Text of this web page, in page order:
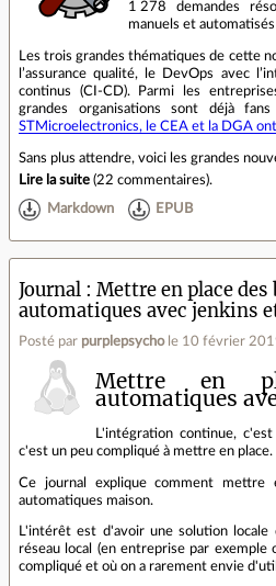
1 278 demandes
manuels et
Les trois grandes thématiques de cette
l’assurance qualité, le DevOps avec
continus (CI‑CD). Parmi les
grandes organisations sont déjà
STMicroelectronics, le CEA et la DGA
Sans plus attendre, voici les grandes
Lire la suite (22 commentaires).
Markdown EPUB
Journal
Mettre en place des
automatiques avec jenkins
Posté par purplepsycho le 10 février
Mettre en
automatiques
L'intégration continue,
c'est un peu compliqué à mettre en place.
Ce journal explique comment
automatiques maison.
L'intérêt est d'avoir une solution
réseau local (en entreprise par
compliqué et où on a rarement envie